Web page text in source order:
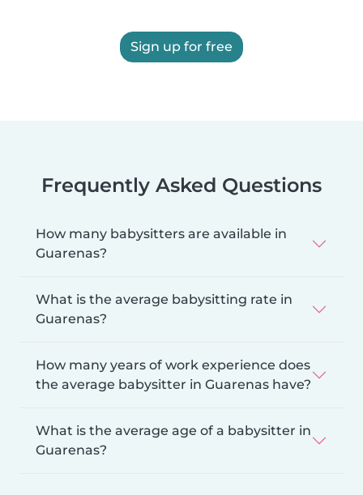
Sign up for free
Frequently Asked Questions
How many babysitters are available in
Guarenas?
What is the average babysitting rate in
Guarenas?
How many years of work experience does
the average babysitter in Guarenas have?
What is the average age of a babysitter in
Guarenas?